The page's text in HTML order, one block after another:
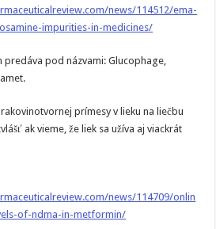
news/114512/ema-
impurities-in-medicines/
predáva pod názvami: Glucophage,
prímesy v lieku na liečbu
ak vieme, že liek sa užíva aj viackrát
news/114709/onlin
of-ndma-in-metformin/